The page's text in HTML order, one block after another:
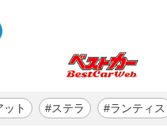
ット #ステラ #ランティス